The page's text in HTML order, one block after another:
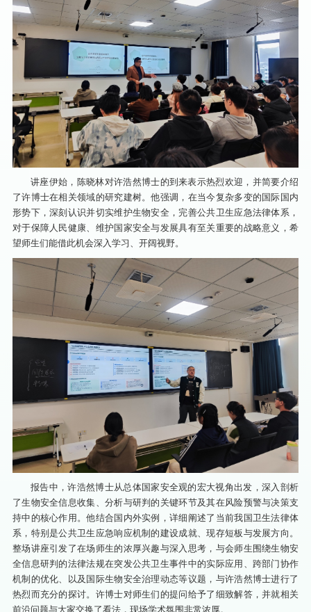
讲座伊始，陈晓林对许浩然博士的到来表示热烈欢迎，并简要介绍
了许博士在相关领域的研究建树。他强调，在当今复杂多变的国际国内
形势下，深刻认识并切实维护生物安全，完善公共卫生应急法律体系，
对于保障人民健康、维护国家安全与发展具有至关重要的战略意义，希
望师生们能借此机会深入学习、开阔视野。
报告中，许浩然博士从总体国家安全观的宏大视角出发，深入剖析
了生物安全信息收集、分析与研判的关键环节及其在风险预警与决策支
持中的核心作用。他结合国内外实例，详细阐述了当前我国卫生法律体
系，特别是公共卫生应急响应机制的建设成就、现存短板与发展方向。
整场讲座引发了在场师生的浓厚兴趣与深入思考，与会师生围绕生物安
全信息研判的法律法规在突发公共卫生事件中的实际应用、跨部门协作
机制的优化、以及国际生物安全治理动态等议题，与许浩然博士进行了
热烈而充分的探讨。许博士对师生们的提问给予了细致解答，并就相关
前沿问题与大家交换了看法，现场学术氛围非常浓厚。